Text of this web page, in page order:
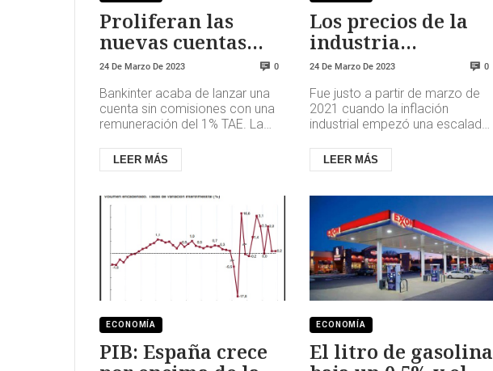
Proliferan las
nuevas cuentas
remuneradas
24 De Marzo De 2023 0
Bankinter acaba de lanzar una
cuenta sin comisiones con una
remuneración del 1% TAE. La
canales digitales del banco (b...
LEER MÁS
Los precios de la
industria
mantuvieron su
crecimiento en el
7,8%
24 De Marzo De 2023 0
Fue justo a partir de marzo de
2021 cuando la inflación
industrial empezó una escalada
dos dígitos durante más ...
LEER MÁS
ECONOMÍA
PIB: España crece
ECONOMÍA
El litro de gasolina